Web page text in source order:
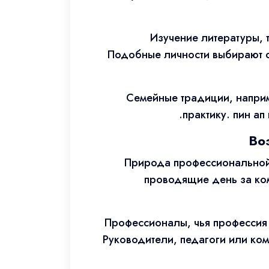
Изучение
Подобные личности выбирают
Семейные традиции,
практику. пин
Природа
проводящие день за
Профессионалы, чья
Руководители, педагоги или